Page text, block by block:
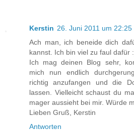
Kerstin 26. Juni 2011 um 22:25
Ach man, ich beneide dich
kannst. Ich bin viel zu faul dafür
Ich mag deinen Blog sehr,
mich nun endlich
richtig anzufangen und die
lassen. Vielleicht schaust du
mager aussieht bei mir. Würde
Lieben Gruß, Kerstin
Antworten